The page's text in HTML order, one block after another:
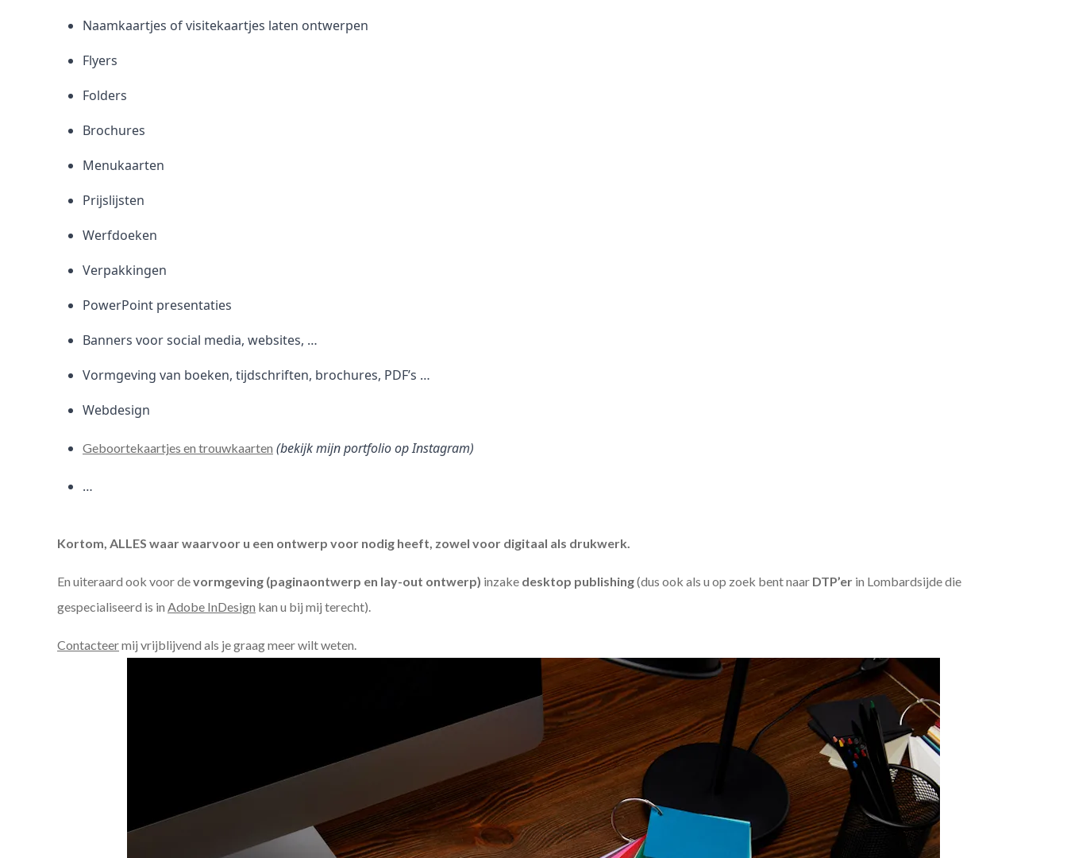
Naamkaartjes of visitekaartjes laten ontwerpen
Flyers
Folders
Brochures
Menukaarten
Prijslijsten
Werfdoeken
Verpakkingen
PowerPoint presentaties
Banners voor social media, websites, …
Vormgeving van boeken, tijdschriften, brochures, PDF’s …
Webdesign
Geboortekaartjes en trouwkaarten (bekijk mijn portfolio op Instagram)
…
Kortom, ALLES waar waarvoor u een ontwerp voor nodig heeft, zowel voor digitaal als drukwerk.
En uiteraard ook voor devormgeving (paginaontwerp en lay-out ontwerp) inzake desktop publishing(dus ook als u op zoek bent naar DTP’er in Lombardsijde die
gespecialiseerd is in Adobe InDesign kan u bij mij terecht).
Contacteermij vrijblijvend als je graag meer wilt weten.